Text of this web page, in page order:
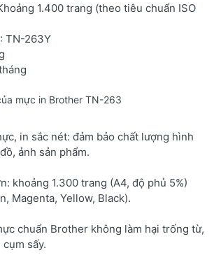
1.400 trang (theo tiêu chuẩn ISO
: TN-263Y
mực in Brother TN-263
in sắc nét: đảm bảo chất lượng hình
ảnh sản phẩm.
khoảng 1.300 trang (A4, độ phủ 5%)
Magenta, Yellow, Black).
chuẩn Brother không làm hại trống từ,
sấy.